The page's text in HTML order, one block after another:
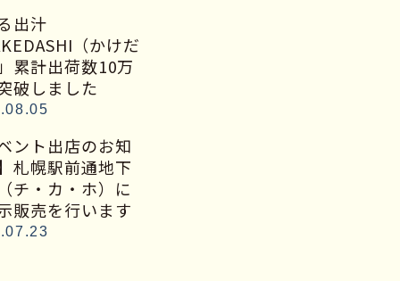
出汁
（かけだ
累計出荷数10万
破しました
ベント出店のお知
札幌駅前通地下
チ・カ・ホ）に
販売を行います